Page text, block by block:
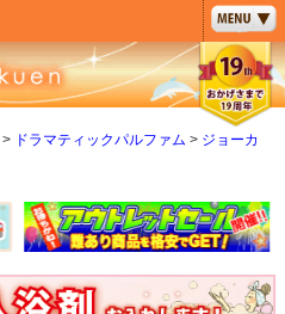
ドラマティックパルファム
ジョーカ
ペー
ジト
ップ
へ